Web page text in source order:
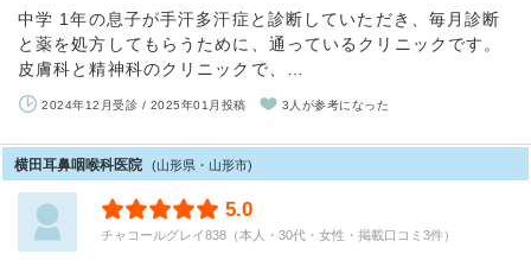
中学 1年の息子が手汗多汗症と診断していただき、毎月診断
と薬を処方してもらうために、通っているクリニックです。
皮膚科と精神科のクリニックで、…
2024年12月受診 / 2025年01月投稿 3人が参考になった
横田耳鼻咽喉科医院 (山形県・山形市)
5.0
チャコールグレイ838（本人・30代・女性・掲載口コミ3件）